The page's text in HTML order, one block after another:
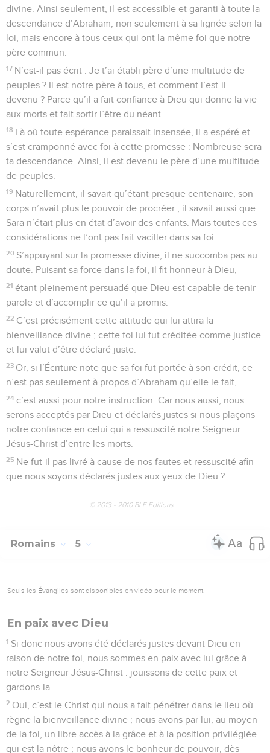
divine. Ainsi seulement, il est accessible et garanti à toute la
descendance d’Abraham, non seulement à sa lignée selon la
loi, mais encore à tous ceux qui ont la même foi que notre
père commun.
17 N’est-il pas écrit : Je t’ai établi père d’une multitude de
peuples ? Il est notre père à tous, et comment l’est-il
devenu ? Parce qu’il a fait confiance à Dieu qui donne la vie
aux morts et fait sortir l’être du néant.
18 Là où toute espérance paraissait insensée, il a espéré et
s’est cramponné avec foi à cette promesse : Nombreuse sera
ta descendance. Ainsi, il est devenu le père d’une multitude
de peuples.
19 Naturellement, il savait qu’étant presque centenaire, son
corps n’avait plus le pouvoir de procréer ; il savait aussi que
Sara n’était plus en état d’avoir des enfants. Mais toutes ces
considérations ne l’ont pas fait vaciller dans sa foi.
20 S’appuyant sur la promesse divine, il ne succomba pas au
doute. Puisant sa force dans la foi, il fit honneur à Dieu,
21 étant pleinement persuadé que Dieu est capable de tenir
parole et d’accomplir ce qu’il a promis.
22 C’est précisément cette attitude qui lui attira la
bienveillance divine ; cette foi lui fut créditée comme justice
et lui valut d’être déclaré juste.
23 Or, si l’Écriture note que sa foi fut portée à son crédit, ce
n’est pas seulement à propos d’Abraham qu’elle le fait,
24 c’est aussi pour notre instruction. Car nous aussi, nous
serons acceptés par Dieu et déclarés justes si nous plaçons
notre confiance en celui qui a ressuscité notre Seigneur
Jésus-Christ d’entre les morts.
25 Ne fut-il pas livré à cause de nos fautes et ressuscité afin
que nous soyons déclarés justes aux yeux de Dieu ?
© 2013 - 2010 BLF Editions
Romains 5
Seuls les Évangiles sont disponibles en vidéo pour le moment.
En paix avec Dieu
1 Si donc nous avons été déclarés justes devant Dieu en
raison de notre foi, nous sommes en paix avec lui grâce à
notre Seigneur Jésus-Christ : jouissons de cette paix et
gardons-la.
2 Oui, c’est le Christ qui nous a fait pénétrer dans le lieu où
règne la bienveillance divine ; nous avons par lui, au moyen
de la foi, un libre accès à la grâce et à la position privilégiée
qui est la nôtre ; nous avons le bonheur de pouvoir, dès